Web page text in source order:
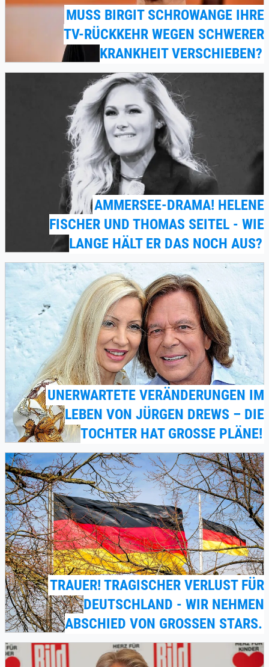
MUSS BIRGIT SCHROWANGE IHRE
TV-RÜCKKEHR WEGEN SCHWERER
KRANKHEIT VERSCHIEBEN?
AMMERSEE-DRAMA! HELENE
FISCHER UND THOMAS SEITEL - WIE
LANGE HÄLT ER DAS NOCH AUS?
UNERWARTETE VERÄNDERUNGEN IM
LEBEN VON JÜRGEN DREWS – DIE
TOCHTER HAT GROSSE PLÄNE!
TRAUER! TRAGISCHER VERLUST FÜR
DEUTSCHLAND - WIR NEHMEN
ABSCHIED VON GROSSEN STARS.